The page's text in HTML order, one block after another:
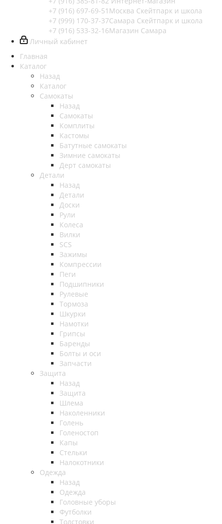
+7 (916) 697-69-51 Москва Скейтпарк и школа
+7 (999) 170-37-37Самара Скейтпарк и школа
+7 (916) 533-32-16Магазин Самара
Личный кабинет
Главная
Каталог
Назад
Каталог
Самокаты
Назад
Самокаты
Комплиты
Кастомы
Батутные самокаты
Зимние самокаты
Дерт самокаты
Детали
Назад
Детали
Доски
Рули
Колеса
Вилки
SCS
Зажимы
Компрессии
Пеги
Подшипники
Рулевые
Тормоза
Шкурки
Намотки
Грипсы
Баренды
Болты и оси
Запчасти
Защита
Назад
Защита
Шлема
Наколенники
Голень
Голеностоп
Капы
Стельки
Налокотники
Одежда
Назад
Одежда
Головные уборы
Футболки
Толстовки